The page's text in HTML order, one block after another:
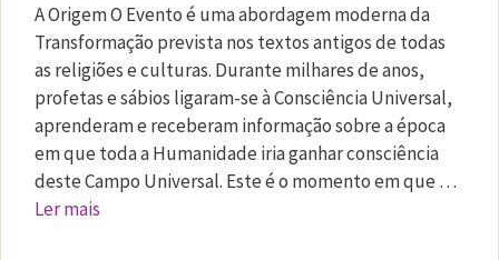
A Origem O Evento é uma abordagem moderna da
Transformação prevista nos textos antigos de todas
as religiões e culturas. Durante milhares de anos,
profetas e sábios ligaram-se à Consciência Universal,
aprenderam e receberam informação sobre a época
em que toda a Humanidade iria ganhar consciência
deste Campo Universal. Este é o momento em que …
Ler mais